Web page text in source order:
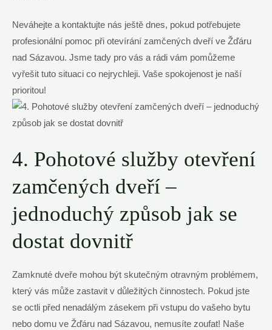
Neváhejte a kontaktujte nás ještě dnes, pokud potřebujete
profesionální pomoc při otevírání zamčených dveří ve Žďáru
nad Sázavou. Jsme tady pro vás a rádi vám pomůžeme
vyřešit tuto situaci co nejrychleji. Vaše spokojenost je naší
prioritou!
4. Pohotové služby otevření
zamčených dveří –
jednoduchý způsob jak se
dostat dovnitř
Zamknuté dveře mohou být skutečným otravným problémem,
který vás může zastavit v důležitých činnostech. Pokud jste
se octli před nenadálým zásekem při vstupu do vašeho bytu
nebo domu ve Žďáru nad Sázavou, nemusíte zoufat! Naše